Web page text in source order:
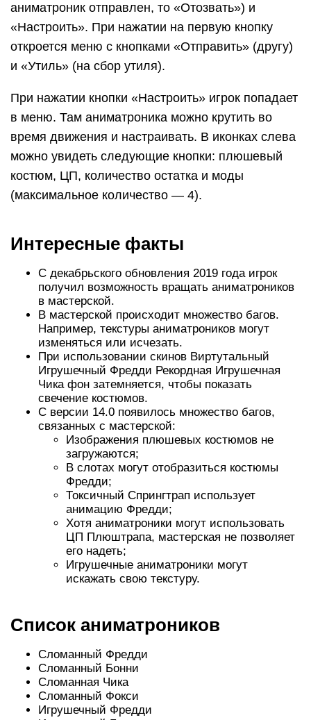
аниматроник отправлен, то «Отозвать») и
«Настроить». При нажатии на первую кнопку
откроется меню с кнопками «Отправить» (другу)
и «Утиль» (на сбор утиля).
При нажатии кнопки «Настроить» игрок попадает
в меню. Там аниматроника можно крутить во
время движения и настраивать. В иконках слева
можно увидеть следующие кнопки: плюшевый
костюм, ЦП, количество остатка и моды
(максимальное количество — 4).
Интересные факты
С декабрьского обновления 2019 года игрок
получил возможность вращать аниматроников
в мастерской.
В мастерской происходит множество багов.
Например, текстуры аниматроников могут
изменяться или исчезать.
При использовании скинов Виртутальный
Игрушечный Фредди Рекордная Игрушечная
Чика фон затемняется, чтобы показать
свечение костюмов.
С версии 14.0 появилось множество багов,
связанных с мастерской:
Изображения плюшевых костюмов не
загружаются;
В слотах могут отобразиться костюмы
Фредди;
Токсичный Спрингтрап использует
анимацию Фредди;
Хотя аниматроники могут использовать
ЦП Плюштрапа, мастерская не позволяет
его надеть;
Игрушечные аниматроники могут
искажать свою текстуру.
Список аниматроников
Сломанный Фредди
Сломанный Бонни
Сломанная Чика
Сломанный Фокси
Игрушечный Фредди